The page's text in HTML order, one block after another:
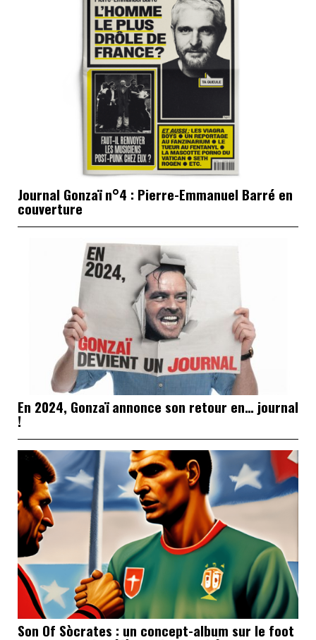
Journal Gonzaï n°4 : Pierre-Emmanuel Barré en
couverture
En 2024, Gonzaï annonce son retour en… journal
!
Son Of Sòcrates : un concept-album sur le foot